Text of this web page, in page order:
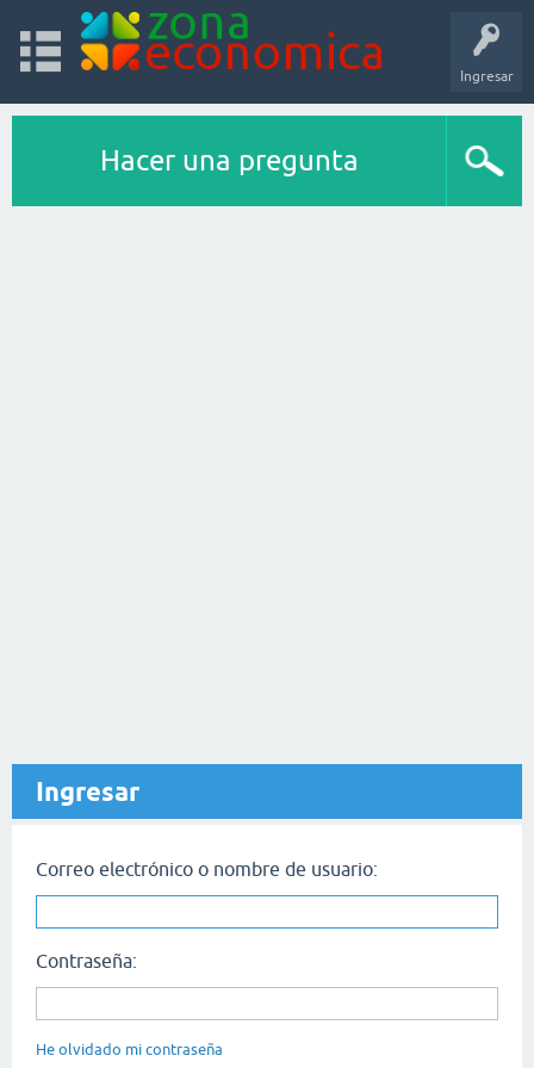
Ingresar
Hacer una pregunta
Ingresar
Correo electrónico o nombre de usuario:
Contraseña:
He olvidado mi contraseña